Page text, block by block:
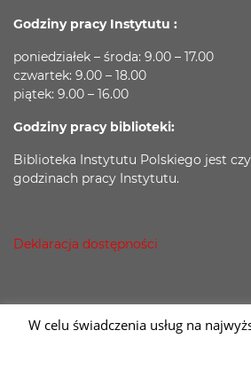
Godziny pracy Instytutu :
poniedziałek – środa: 9.00 – 17.00
czwartek: 9.00 – 18.00
piątek: 9.00 – 16.00
Godziny pracy biblioteki:
Biblioteka Instytutu Polskiego jest
godzinach pracy Instytutu.
Deklaracja dostępności
W celu świadczenia usług na